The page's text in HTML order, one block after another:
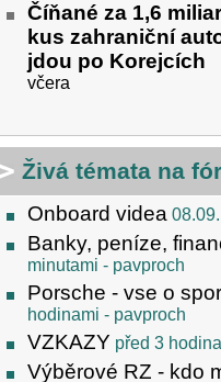
Číňané za 1,6
kus zahraniční
jdou po Korejcích
včera
Živá témata na
Onboard videa
Banky, peníze,
minutami - pavproch
Porsche - vse o
hodinami - pavproch
VZKAZY před 3
Výběrové RZ - kdo